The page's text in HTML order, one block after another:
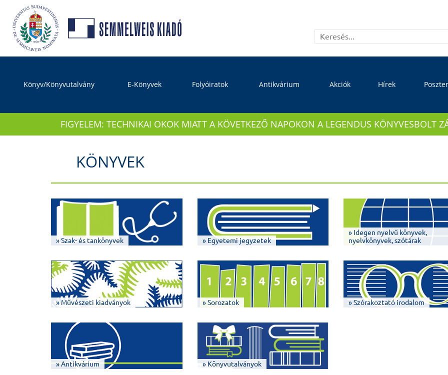
Könyv/Könyvutalvány E-Könyvek Folyóiratok Antikvárium Akciók Hírek
FIGYELEM: TECHNIKAI OKOK MIATT A KÖVETKEZŐ NAPOKON A LEGENDUS KÖNYVESBOLT
KÖNYVEK
» Szak- és tankönyvek » Egyetemi jegyzetek
» Idegen nyelvű könyvek,
nyelvkönyvek, szótárak
» Művészeti kiadványok » Sorozatok » Szórakoztató irodalom
» Antikvárium » Könyvutalványok